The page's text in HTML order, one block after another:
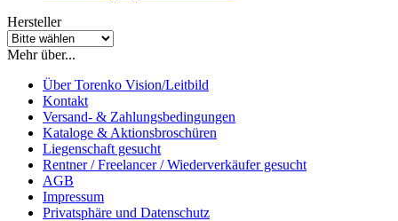
Hersteller
Mehr über...
Über Torenko Vision/Leitbild
Kontakt
Versand- & Zahlungsbedingungen
Kataloge & Aktionsbroschüren
Liegenschaft gesucht
Rentner / Freelancer / Wiederverkäufer gesucht
AGB
Impressum
Privatsphäre und Datenschutz